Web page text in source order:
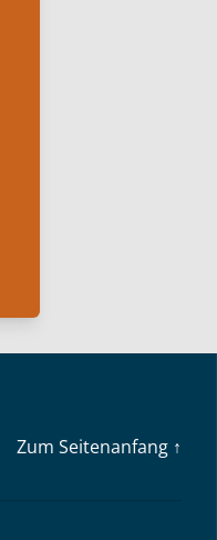
Zum Seitenanfang ↑